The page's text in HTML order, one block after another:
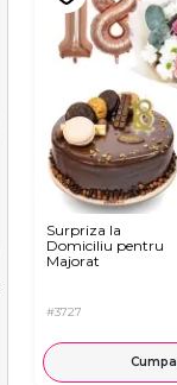
Surpriza la
Domiciliu pentru
Majorat
#3727